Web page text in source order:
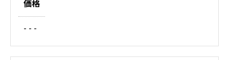
価格
- - -